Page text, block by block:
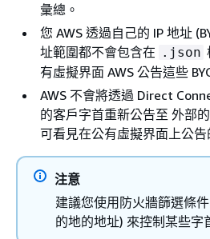
彙總。
您 AWS 透過自己的 IP 地址
址範圍都不會包含在 .json
有虛擬界面 AWS 公告這些
AWS 不會將透過 Direct
的客戶字首重新公告至 外部
可看見在公有虛擬界面上公告
注意
建議您使用防火牆篩選條
的地的地址) 來控制某些字